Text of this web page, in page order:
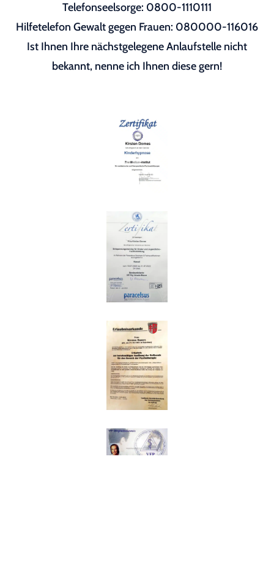
Telefonseelsorge: 0800-1110111
Hilfetelefon Gewalt gegen Frauen: 080000-116016
Ist Ihnen Ihre nächstgelegene Anlaufstelle nicht
bekannt, nenne ich Ihnen diese gern!